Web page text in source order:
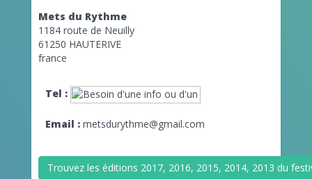
Mets du Rythme
1184 route de Neuilly
61250 HAUTERIVE
france
Tel :
Email : metsdurythme@gmail.com
Trouvez les éditions 2017, 2016, 2015, 2014, 2013 du